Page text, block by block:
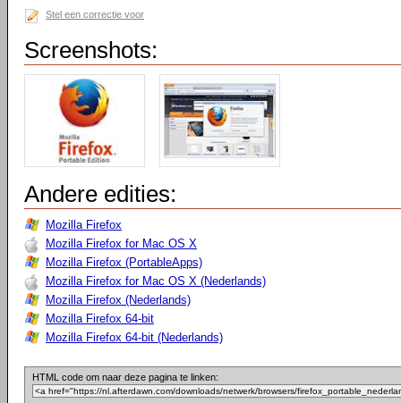
Stel een correctie voor
Screenshots:
Andere edities:
Mozilla Firefox
Mozilla Firefox for Mac OS X
Mozilla Firefox (PortableApps)
Mozilla Firefox for Mac OS X (Nederlands)
Mozilla Firefox (Nederlands)
Mozilla Firefox 64-bit
Mozilla Firefox 64-bit (Nederlands)
HTML code om naar deze pagina te linken: